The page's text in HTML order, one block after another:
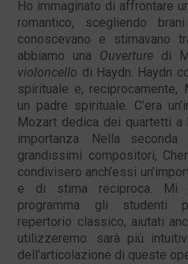
Ho immaginato di affrontare
romantico, scegliendo
conoscevano e stimavano
abbiamo una Ouverturedi
violoncello di Haydn. Haydn
spirituale e, reciprocamente,
un padre spirituale. C’era
Mozart dedica dei quartetti a
importanza. Nella
grandissimi compositori,
condivisero anch’essi
e di stima reciproca. Mi
programma gli studenti
repertorio classico, aiutati
utilizzeremo: sarà più
dell’articolazione di queste